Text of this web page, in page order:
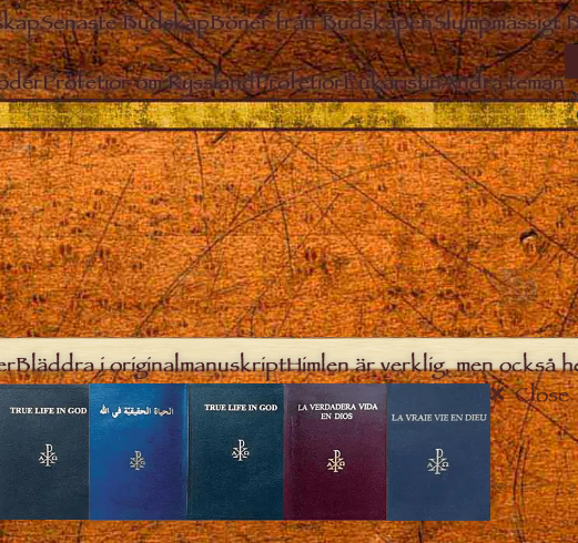
Senaste BudskapBöner från BudskapenSlumpmässigt
Profetior om RysslandProfetiorEukaristinAndra teman
Bläddra i originalmanuskriptHimlen är verklig, men också
Close